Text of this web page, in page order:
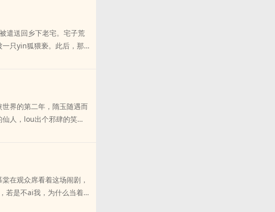
注册shen份信息即可生
的诈骗ruan件是怎么到我
象：帝国ding级Alpha攻
低级莫小白并不怎么上
白躺好拍床：帅哥，来床
拉出去lunjian了！等到终
耳边“叮”的提示音。五百
莫小白：……于是乎，莫
：说出来你可能不信，我
关：攻略祖孙三代第四
第七关：兄妹禁忌ai恋第
十关：庶女成神游戏
遣送回乡下老宅。宅子荒
只yin狐猥亵。此后，那狐
伯；甚至那今年刚弱冠，
感……初次与公共通jian
的事。但shenti实在dang
个个被他们得了逞……yin狐
生甜香，令男人yu罢不
界的第二年，隋玉随遇而
仙人，lou出个邪肆的笑
外介绍下后宫男团主要成
大，无法匹配；还有禁yu
前期没有JJ……夙伽：佛
眸间眼底菁华liu转，好一
在观众席看着这场闹剧，
若是不ai我，为什么当着新